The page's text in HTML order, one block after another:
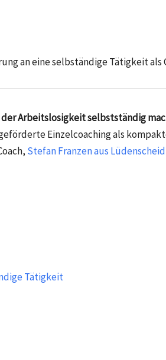
an eine selbständige Tätigkeit als
Arbeitslosigkeit selbstständig
Einzelcoaching als
Stefan Franzen aus Lüdenscheid
Tätigkeit